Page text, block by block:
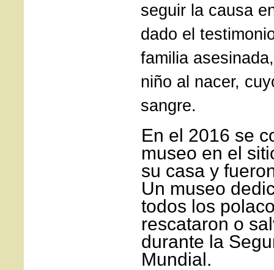
seguir la causa
dado el
familia
niño al nacer,
sangre.
En el 2016 se
museo en el
su casa y
Un museo
todos los
rescataron o
durante la
Mundial.